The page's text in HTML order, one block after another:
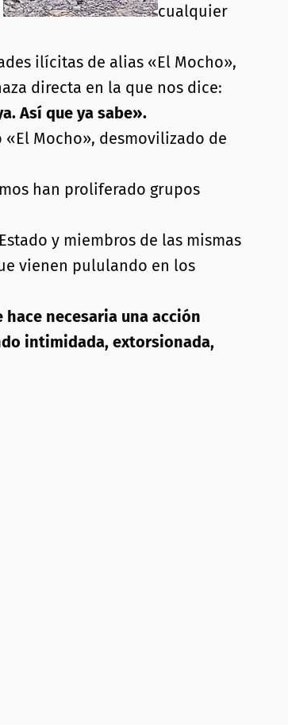
cualquier
ilícitas de alias «El Mocho»,
directa en la que nos dice:
Así que ya sabe».
Mocho», desmovilizado de
han proliferado grupos
y miembros de las mismas
vienen pululando en los
necesaria una acción
intimidada, extorsionada,